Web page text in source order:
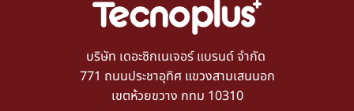
บริษัท เดอะซิกเนเจอร์ แบรนด์ จำกัด
771 ถนนประชาอุทิศ แขวงสามเสนนอก
เขตห้วยขวาง กทม 10310